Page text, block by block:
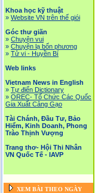
Khoa học kỹ thuật
» Website VN trên thế giói
Góc thư giãn
» Chuyện vui
» Chuyện lạ bốn phương
» Tử vi - Huyền Bí
Web links
Vietnam News in English
» Tự điển Dictionary
» OREC- Tố Chức Các Quốc
Gia Xuất Cảng Gạo
Tài Chánh, Đầu Tư, Bảo
Hiểm, Kinh Doanh, Phong
Trào Thịnh Vượng
Trang thơ- Hội Thi Nhân
VN Quốc Tế - IAVP
XEM BÀI THEO NGÀY